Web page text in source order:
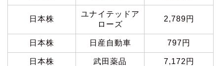
日本株
ユナイテッドア
ローズ
2,789円
日本株 日産自動車 797円
日本株 武田薬品 7,172円